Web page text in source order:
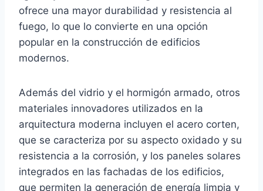
ofrece una mayor durabilidad y resistencia al
fuego, lo que lo convierte en una opción
popular en la construcción de edificios
modernos.
Además del vidrio y el hormigón armado, otros
materiales innovadores utilizados en la
arquitectura moderna incluyen el acero corten,
que se caracteriza por su aspecto oxidado y su
resistencia a la corrosión, y los paneles solares
integrados en las fachadas de los edificios,
que permiten la generación de energía limpia y